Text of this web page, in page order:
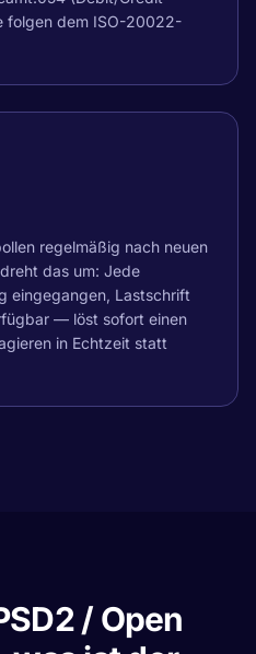
folgen dem ISO-20022-
regelmäßig nach neuen
das um: Jede
eingegangen, Lastschrift
— löst sofort einen
in Echtzeit statt
/ Open